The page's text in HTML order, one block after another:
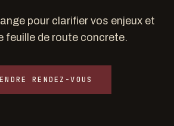
pour clarifier vos enjeux et
feuille de route concrete.
RENDEZ-VOUS